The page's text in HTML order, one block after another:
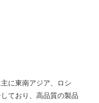
に東南アジア、ロシ
ており、高品質の製品